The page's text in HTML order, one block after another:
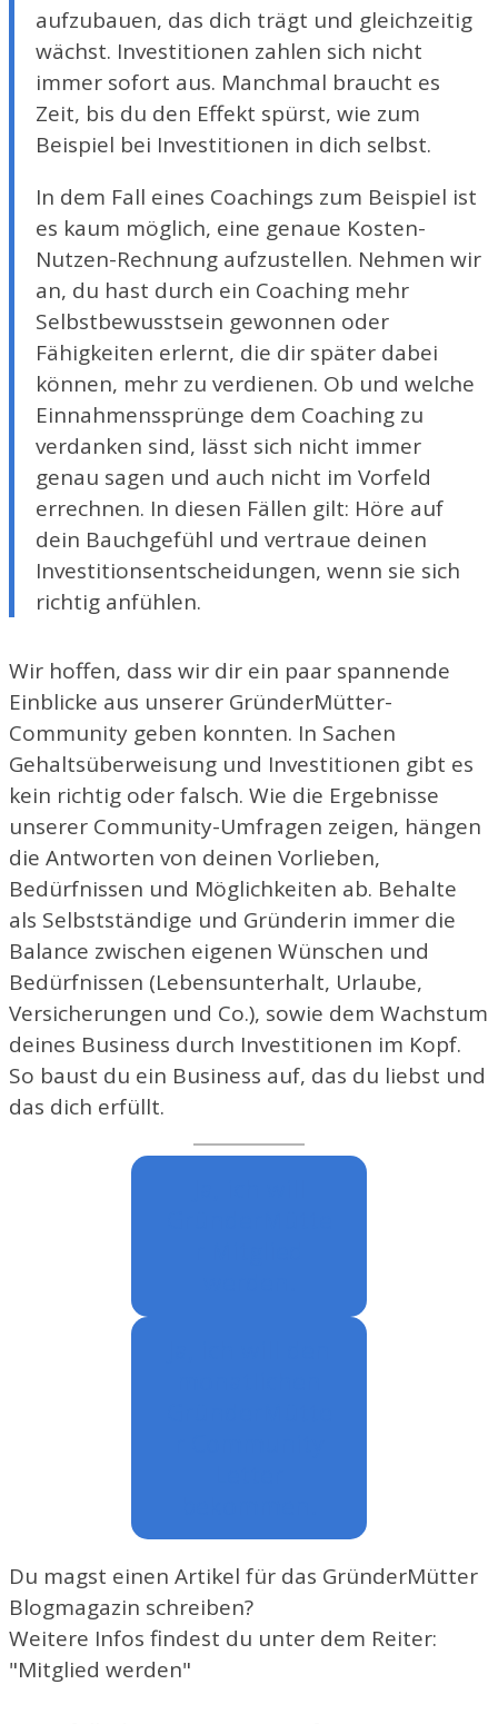
aufzubauen, das dich trägt und gleichzeitig
wächst. Investitionen zahlen sich nicht
immer sofort aus. Manchmal braucht es
Zeit, bis du den Effekt spürst, wie zum
Beispiel bei Investitionen in dich selbst.
In dem Fall eines Coachings zum Beispiel ist
es kaum möglich, eine genaue Kosten-
Nutzen-Rechnung aufzustellen. Nehmen wir
an, du hast durch ein Coaching mehr
Selbstbewusstsein gewonnen oder
Fähigkeiten erlernt, die dir später dabei
können, mehr zu verdienen. Ob und welche
Einnahmenssprünge dem Coaching zu
verdanken sind, lässt sich nicht immer
genau sagen und auch nicht im Vorfeld
errechnen. In diesen Fällen gilt: Höre auf
dein Bauchgefühl und vertraue deinen
Investitionsentscheidungen, wenn sie sich
richtig anfühlen.
Wir hoffen, dass wir dir ein paar spannende
Einblicke aus unserer GründerMütter-
Community geben konnten. In Sachen
Gehaltsüberweisung und Investitionen gibt es
kein richtig oder falsch. Wie die Ergebnisse
unserer Community-Umfragen zeigen, hängen
die Antworten von deinen Vorlieben,
Bedürfnissen und Möglichkeiten ab. Behalte
als Selbstständige und Gründerin immer die
Balance zwischen eigenen Wünschen und
Bedürfnissen (Lebensunterhalt, Urlaube,
Versicherungen und Co.), sowie dem Wachstum
deines Business durch Investitionen im Kopf.
So baust du ein Business auf, das du liebst und
das dich erfüllt.
Du magst einen Artikel für das GründerMütter
Blogmagazin schreiben?
Weitere Infos findest du unter dem Reiter:
"Mitglied werden"